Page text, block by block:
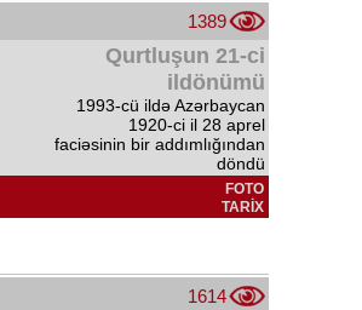
1389
Qurtluşun 21-ci
ildönümü
1993-cü ildə Azərbaycan
1920-ci il 28 aprel
faciəsinin bir addımlığından
döndü
FOTO
TARİX
1614